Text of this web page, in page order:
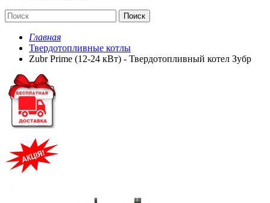
Поиск
Главная
Твердотопливные котлы
Zubr Prime (12-24 кВт) - Твердотопливный котел Зубр